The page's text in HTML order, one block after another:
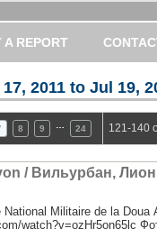
A REPORT
2011 to Jul 19,
8 9 24 121-140
/ Вильурбан,
National Militaire de la
watch?v=ozHr5on65lc